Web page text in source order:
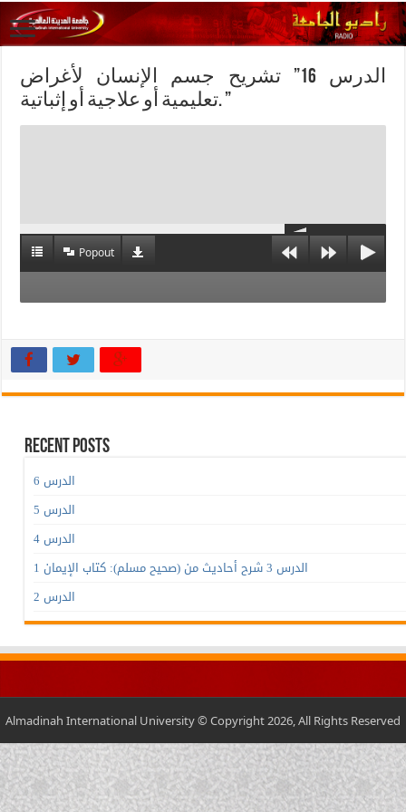
الدرس 16” تشريح جسم الإنسان لأغراض
تعليمية أو علاجية أو إثباتية. ”
Popout
Recent Posts
الدرس 6
الدرس 5
الدرس 4
الدرس 3 شرح أحاديث من (صحيح مسلم): كتاب الإيمان 1
الدرس 2
Almadinah International University © Copyright 2026, All Rights Reserved